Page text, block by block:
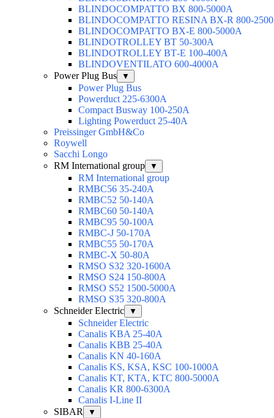
BLINDOCOMPATTO BX 800-5000А
BLINDOCOMPATTO RESINA BX-R 800-
BLINDOCOMPATTO BX-Е 800-5000А
BLINDOTROLLEY ВТ 50-300А
BLINDOTROLLEY ВТ-Е 100-400А
BLINDOVENTILATO 600-4000А
Power Plug Bus
▼
Power Plug Bus
Powerduct 225-6300А
Compact Busway 100-250А
Lighting Powerduct 25-40А
Preissinger GmbH&Co
Roywell
Sacchi Longo
RM International group
▼
RM International group
RMBC56 35-240A
RMBC52 50-140A
RMBC60 50-140A
RMBC95 50-100А
RMBC-J 50-170A
RMBC55 50-170A
RMBC-X 50-80A
RMSO S32 320-1600A
RMSO S24 150-800A
RMSO S52 1500-5000A
RMSO S35 320-800A
Schneider Electric
▼
Schneider Electric
Canalis KBA 25-40A
Canalis KBB 25-40A
Canalis KN 40-160A
Canalis KS, KSA, KSC 100-1000A
Canalis KT, KTA, KTC 800-5000A
Canalis KR 800-6300A
Canalis I-Line II
SIBAR
▼